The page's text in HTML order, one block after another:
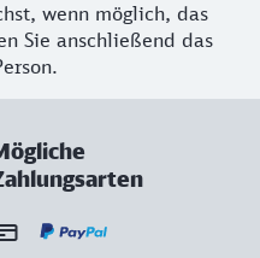
wenn möglich, das
Sie anschließend das